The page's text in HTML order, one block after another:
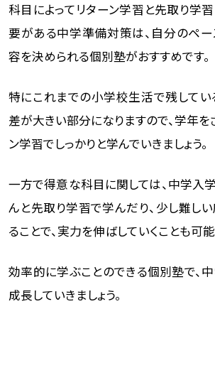
科目によってリターン学習と先取り学
要がある中学準備対策は、自分のペ
容を決められる個別塾がおすすめです。
特にこれまでの小学校生活で残して
差が大きい部分になりますので、学年を
ン学習でしっかりと学んでいきましょう。
一方で得意な科目に関しては、中学入
んと先取り学習で学んだり、少し難し
ることで、実力を伸ばしていくことも可能
効率的に学ぶことのできる個別塾で、
成長していきましょう。